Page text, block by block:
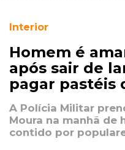
Interior
Homem é
após sair de
pagar pastéis
A Polícia Militar
Moura na manhã de
contido por